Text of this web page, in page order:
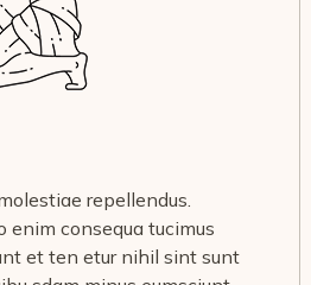
repellendus.
enim consequa tucimus
et ten etur nihil sint sunt